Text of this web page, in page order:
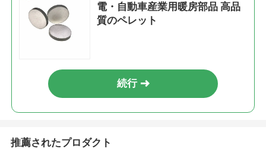
電・自動車産業用暖房部品 高品
質のペレット
続行
推薦されたプロダクト